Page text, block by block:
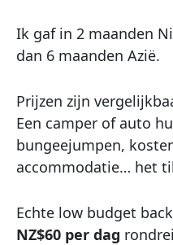
Ik gaf in 2 maanden
dan 6 maanden Azië.
Prijzen zijn
Een camper of auto
bungeejumpen,
accommodatie… het
Echte low budget
NZ$60 per dag